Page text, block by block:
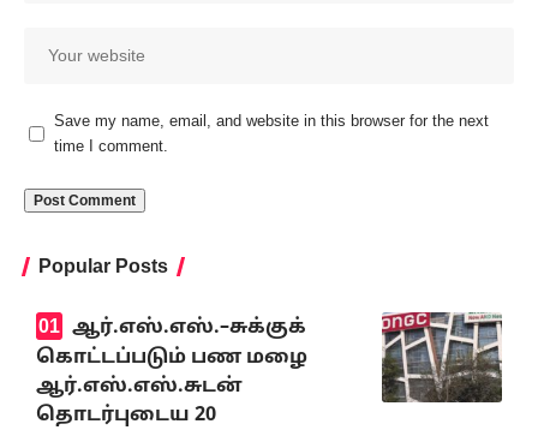
Save my name, email, and website in this browser for the next
time I comment.
Popular Posts
ஆர்.எஸ்.எஸ்.–சுக்குக்
கொட்டப்படும் பண மழை
ஆர்.எஸ்.எஸ்.சுடன்
தொடர்புடைய 20